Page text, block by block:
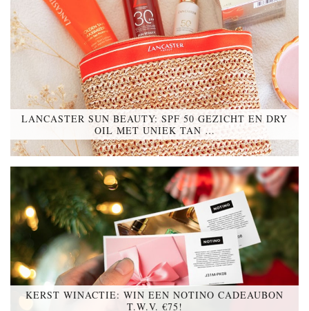
LANCASTER SUN BEAUTY: SPF 50 GEZICHT EN DRY
OIL MET UNIEK TAN …
KERST WINACTIE: WIN EEN NOTINO CADEAUBON
T.W.V. €75!